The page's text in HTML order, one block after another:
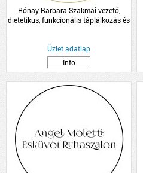
Rónay Barbara Szakmai vezető,
dietetikus, funkcionális táplálkozás és
Üzlet adatlap
Info